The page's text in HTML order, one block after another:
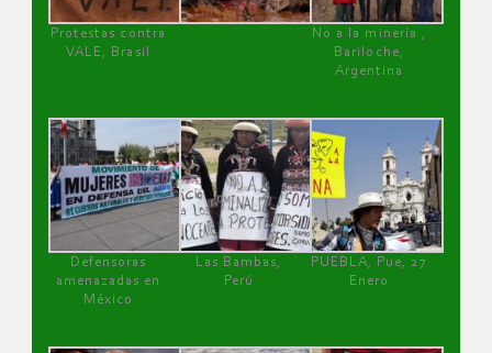
Protestas contra
VALE, Brasil
No a la minería ,
Bariloche,
Argentina
Defensoras
amenazadas en
México
Las Bambas,
Perú
PUEBLA, Pue, 27
Enero